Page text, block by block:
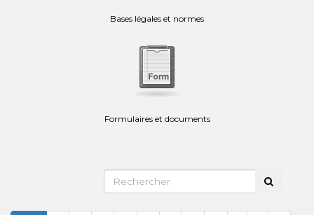
Bases légales et normes
Formulaires et documents